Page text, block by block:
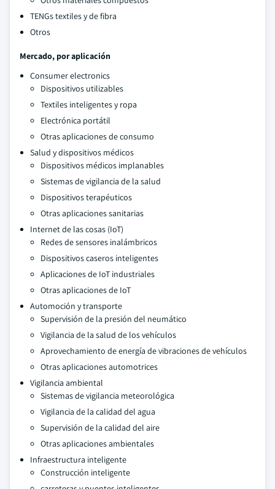
TENGs textiles y de fibra
Otros
Mercado, por aplicación
Consumer electronics
Dispositivos utilizables
Textiles inteligentes y ropa
Electrónica portátil
Otras aplicaciones de consumo
Salud y dispositivos médicos
Dispositivos médicos implanables
Sistemas de vigilancia de la salud
Dispositivos terapéuticos
Otras aplicaciones sanitarias
Internet de las cosas (IoT)
Redes de sensores inalámbricos
Dispositivos caseros inteligentes
Aplicaciones de IoT industriales
Otras aplicaciones de IoT
Automoción y transporte
Supervisión de la presión del neumático
Vigilancia de la salud de los vehículos
Aprovechamiento de energía de vibraciones de vehículos
Otras aplicaciones automotrices
Vigilancia ambiental
Sistemas de vigilancia meteorológica
Vigilancia de la calidad del agua
Supervisión de la calidad del aire
Otras aplicaciones ambientales
Infraestructura inteligente
Construcción inteligente